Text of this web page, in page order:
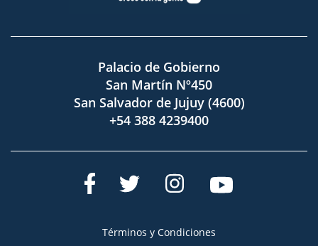
Palacio de Gobierno
San Martín Nº450
San Salvador de Jujuy (4600)
+54 388 4239400
Términos y Condiciones